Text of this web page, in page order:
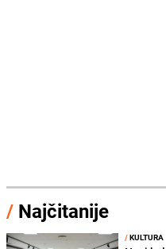
/ Najčitanije
/KULTURA